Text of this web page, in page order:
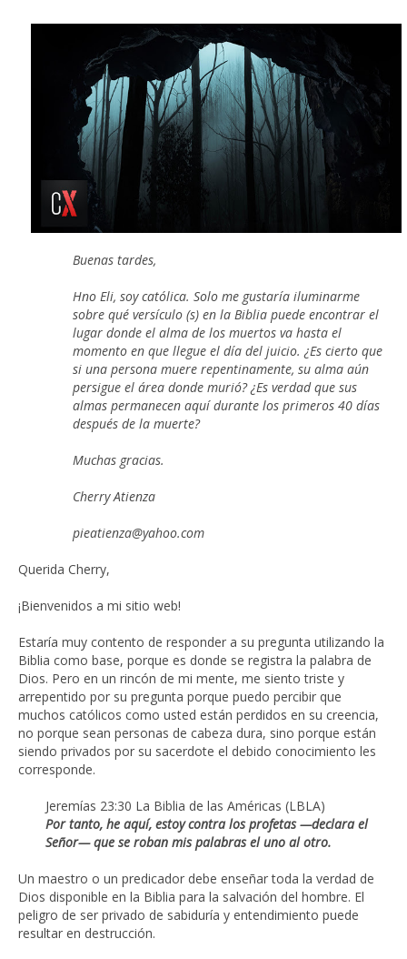
Buenas tardes,
Hno Eli, soy católica. Solo me gustaría iluminarme
sobre qué versículo (s) en la Biblia puede encontrar el
lugar donde el alma de los muertos va hasta el
momento en que llegue el día del juicio. ¿Es cierto que
si una persona muere repentinamente, su alma aún
persigue el área donde murió? ¿Es verdad que sus
almas permanecen aquí durante los primeros 40 días
después de la muerte?
Muchas gracias.
Cherry Atienza
pieatienza@yahoo.com
Querida Cherry,
¡Bienvenidos a mi sitio web!
Estaría muy contento de responder a su pregunta utilizando la
Biblia como base, porque es donde se registra la palabra de
Dios. Pero en un rincón de mi mente, me siento triste y
arrepentido por su pregunta porque puedo percibir que
muchos católicos como usted están perdidos en su creencia,
no porque sean personas de cabeza dura, sino porque están
siendo privados por su sacerdote el debido conocimiento les
corresponde.
Jeremías 23:30 La Biblia de las Américas (LBLA)
Por tanto, he aquí, estoy contra los profetas —declara el
Señor— que se roban mis palabras el uno al otro.
Un maestro o un predicador debe enseñar toda la verdad de
Dios disponible en la Biblia para la salvación del hombre. El
peligro de ser privado de sabiduría y entendimiento puede
resultar en destrucción.